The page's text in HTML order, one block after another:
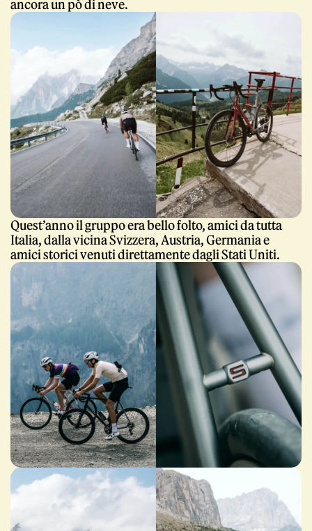
ancora un pò di neve.
Quest’anno il gruppo era bello folto, amici da tutta
Italia, dalla vicina Svizzera, Austria, Germania e
amici storici venuti direttamente dagli Stati Uniti.